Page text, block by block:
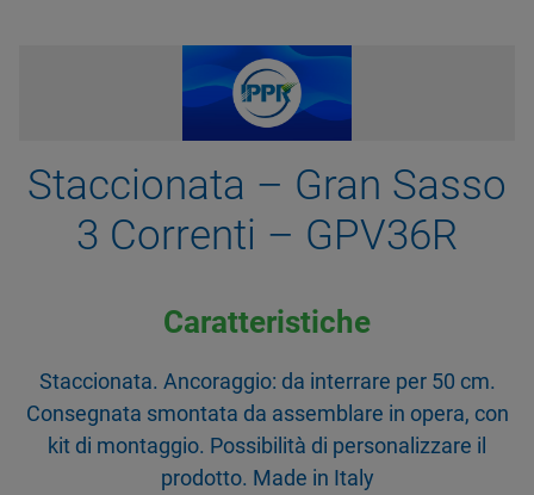
Staccionata – Gran Sasso
3 Correnti – GPV36R
Caratteristiche
Staccionata. Ancoraggio: da interrare per 50 cm.
Consegnata smontata da assemblare in opera, con
kit di montaggio. Possibilità di personalizzare il
prodotto. Made in Italy